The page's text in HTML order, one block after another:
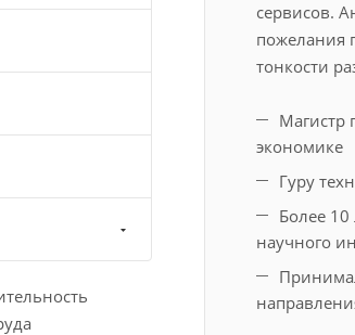
сервисов.
пожелания
тонкости
Магистр
экономике
Гуру
Более 10
научного